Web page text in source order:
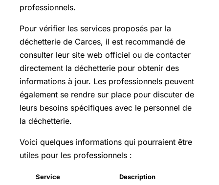
professionnels.
Pour vérifier les services proposés par la
déchetterie de Carces, il est recommandé de
consulter leur site web officiel ou de contacter
directement la déchetterie pour obtenir des
informations à jour. Les professionnels peuvent
également se rendre sur place pour discuter de
leurs besoins spécifiques avec le personnel de
la déchetterie.
Voici quelques informations qui pourraient être
utiles pour les professionnels :
Service Description